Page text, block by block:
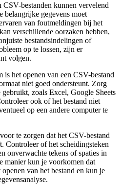
CSV-bestanden kunnen vervelend
belangrijke gegevens moet
van foutmeldingen bij het
verschillende oorzaken hebben,
bestandsindelingen of
op te lossen, zijn er
volgen.
het openen van een CSV-bestand
niet goed ondersteunt. Zorg
zoals Excel, Google Sheets
ook of het bestand niet
op een andere computer te
te zorgen dat het CSV-bestand
Controleer of het scheidingsteken
onverwachte tekens of spaties in
manier kun je voorkomen dat
van het bestand en kun je